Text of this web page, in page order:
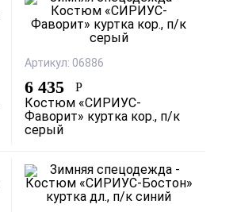
Артикул: 06886
6 435 Р
Костюм «СИРИУС-
Фаворит» куртка кор., п/к
серый